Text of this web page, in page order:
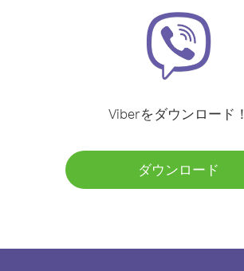
Viberをダウンロード！
ダウンロード